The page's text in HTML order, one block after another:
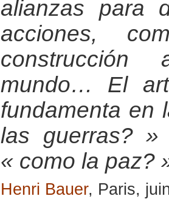
alianzas para
acciones,
mundo… El
fundamenta en
las guerras?
« como la paz?
Henri Bauer, Paris,